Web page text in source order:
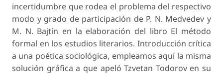
incertidumbre que rodea el problema del respectivo
modo y grado de participación de P. N. Medvedev y
M. N. Bajtín en la elaboración del libro El método
formal en los estudios literarios. Introducción crítica
a una poética sociológica, empleamos aquí la misma
solución gráfica a que apeló Tzvetan Todorov en su